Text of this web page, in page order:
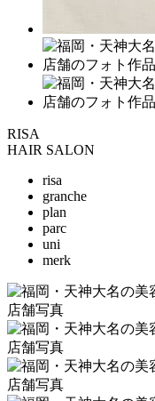
RISA
HAIR SALON
risa
granche
plan
parc
uni
merk